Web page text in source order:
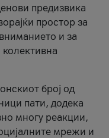
предизвика
простор за
и за
број од
пати, додека
многу реакции,
мрежи и